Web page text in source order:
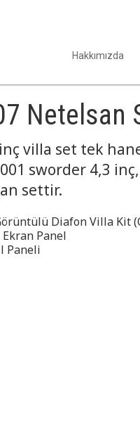
Hakkımızda
Netelsan
villa set tek
sworder 4,3
settir.
Diafon Villa Kit
Ekran Panel
Paneli